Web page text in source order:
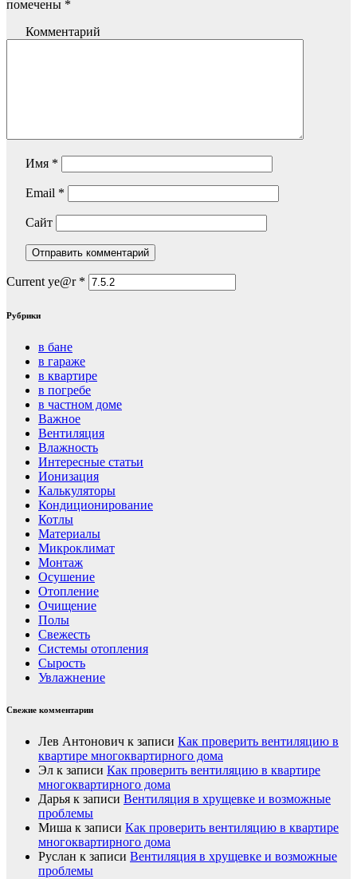
помечены *
Комментарий
Имя *
Email *
Сайт
Current ye@r *
Рубрики
в бане
в гараже
в квартире
в погребе
в частном доме
Важное
Вентиляция
Влажность
Интересные статьи
Ионизация
Калькуляторы
Кондиционирование
Котлы
Материалы
Микроклимат
Монтаж
Осушение
Отопление
Очищение
Полы
Свежесть
Системы отопления
Сырость
Увлажнение
Свежие комментарии
Лев Антонович к записи Как проверить вентиляцию в
квартире многоквартирного дома
Эл к записи Как проверить вентиляцию в квартире
многоквартирного дома
Дарья к записи Вентиляция в хрущевке и возможные
проблемы
Миша к записи Как проверить вентиляцию в квартире
многоквартирного дома
Руслан к записи Вентиляция в хрущевке и возможные
проблемы